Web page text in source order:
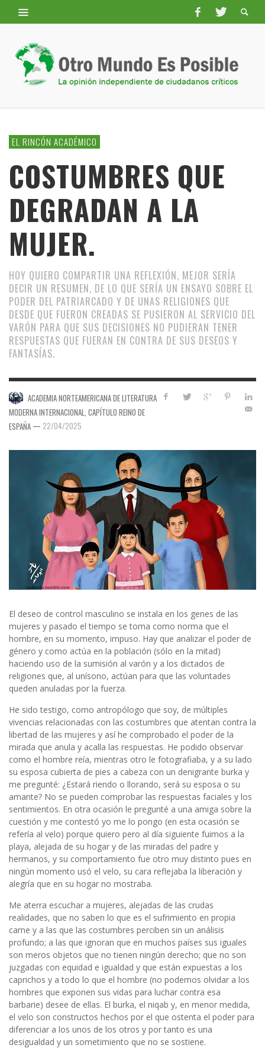
EL RINCÓN ACADÉMICO
COSTUMBRES QUE
DEGRADAN A LA
MUJER.
HOY QUIERO COMPARTIR UNA REFLEXIÓN, MEJOR SERÍA
DECIR UN RESUMEN, DE LO QUE SERÍA UN ENSAYO SOBRE EL
PODER DEL PATRIARCADO Y DE UNAS RELIGIONES QUE
DESDE QUE FUERON CREADAS SE PUSIERON AL SERVICIO DEL
VARÓN PARA QUE SUS DECISIONES NO PUDIERAN TENER
RESPUESTAS QUE FUERAN EN CONTRA DE SUS DESEOS Y
FANTASÍAS.
ACADEMIA NORTEAMERICANA DE LITERATURA
MODERNA INTERNACIONAL, CAPÍTULO REINO DE
ESPAÑA — 22/04/2025
El deseo de control masculino se instala en los genes de las
mujeres y pasado el tiempo se toma como norma que el
hombre, en su momento, impuso. Hay que analizar el poder de
género y como actúa en la población (sólo en la mitad)
haciendo uso de la sumisión al varón y a los dictados de
religiones que, al unísono, actúan para que las voluntades
queden anuladas por la fuerza.
He sido testigo, como antropólogo que soy, de múltiples
vivencias relacionadas con las costumbres que atentan contra la
libertad de las mujeres y así he comprobado el poder de la
mirada que anula y acalla las respuestas. He podido observar
como el hombre reía, mientras otro le fotografiaba, y a su lado
su esposa cubierta de pies a cabeza con un denigrante burka y
me pregunté: ¿Estará riendo o llorando, será su esposa o su
amante? No se pueden comprobar las respuestas faciales y los
sentimientos. En otra ocasión le pregunté a una amiga sobre la
cuestión y me contestó yo me lo pongo (en esta ocasión se
refería al velo) porque quiero pero al día siguiente fuimos a la
playa, alejada de su hogar y de las miradas del padre y
hermanos, y su comportamiento fue otro muy distinto pues en
ningún momento usó el velo, su cara reflejaba la liberación y
alegría que en su hogar no mostraba.
Me aterra escuchar a mujeres, alejadas de las crudas
realidades, que no saben lo que es el sufrimiento en propia
carne y a las que las costumbres perciben sin un análisis
profundo; a las que ignoran que en muchos países sus iguales
son meros objetos que no tienen ningún derecho; que no son
juzgadas con equidad e igualdad y que están expuestas a los
caprichos y a todo lo que el hombre (no podemos olvidar a los
hombres que exponen sus vidas para luchar contra esa
barbarie) desee de ellas. El burka, el niqab y, en menor medida,
el velo son constructos hechos por el que ostenta el poder para
diferenciar a los unos de los otros y por tanto es una
desigualdad y un sometimiento que no se sostiene.